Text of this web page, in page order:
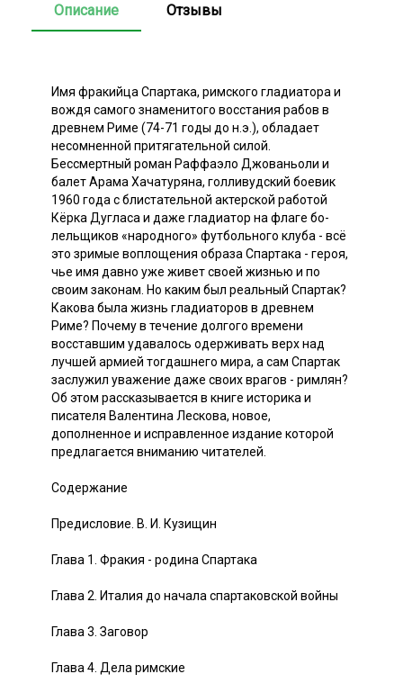
Описание Отзывы
Имя фракийца Спартака, римского гладиатора и
вождя самого знаме­нитого восстания рабов в
древнем Риме (74-71 годы до н.э.), обладает
несомненной притягательной силой.
Бессмертный роман Раффаэло Джо­ваньоли и
балет Арама Хачатуряна, голливудский боевик
1960 года с блис­тательной актерской работой
Кёрка Дугласа и даже гладиатор на флаге бо­
лельщиков «народного» футбольного клуба - всё
это зримые воплощения образа Спартака - героя,
чье имя давно уже живет своей жизнью и по
своим законам. Но каким был реальный Спартак?
Какова была жизнь гладиаторов в древнем
Риме? Почему в течение долгого времени
восставшим удавалось одерживать верх над
лучшей армией тогдашнего мира, а сам Спартак
заслу­жил уважение даже своих врагов - римлян?
Об этом рассказывается в кни­ге историка и
писателя Валентина Лескова, новое,
дополненное и исправ­ленное издание которой
предлагается вниманию читателей.
Содержание
Предисловие. В. И. Кузищин
Глава 1. Фракия - родина Спартака
Глава 2. Италия до начала спартаковской войны
Глава 3. Заговор
Глава 4. Дела римские